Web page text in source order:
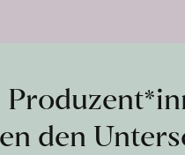
den